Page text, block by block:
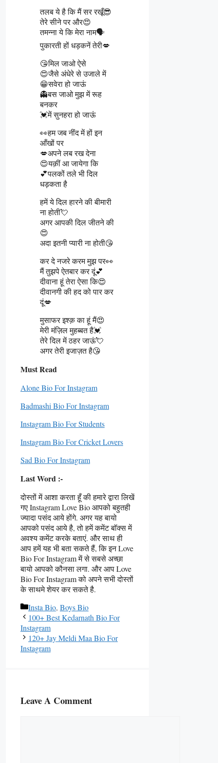
तलब ये है कि मैं सर रखूँ😎
तेरे सीने पर और😍
तमन्ना ये कि मेरा नाम🗣️
पुकारती हों धड़कनें तेरी💋
😘मिल जाओ ऐसे
😍जैसे अंधेरे से उजाले में
😁सवेरा हो जाऊं
👻बस जाओ मुझ में रूह
बनकर
💓में सुनहरा हो जाऊं
👀हम जब नींद में हों इन
आँखों पर
💋अपने लब रख देना
😍यक़ीं आ जायेगा कि
💕पलकों तले भी दिल
धड़कता है
हमें ये दिल हारने की बीमारी
ना होती💘
अगर आपकी दिल जीतने की
😍
अदा इतनी प्यारी ना होती😘
कर दे नजरे करम मुझ पर👀
मैं तुझपे ऐतबार कर दूं💕
दीवाना हूं तेरा ऐसा कि😍
दीवानगी की हद को पार कर
दूं💋
मुसाफर इश्क़ का हूं मैं😍
मेरी मंज़िल मुहब्बत है💓
तेरे दिल में ठहर जाऊं💘
अगर तेरी इजाज़त है😘
Must Read
Alone Bio For Instagram
Badmashi Bio For Instagram
Instagram Bio For Students
Instagram Bio For Cricket Lovers
Sad Bio For Instagram
Last Word :-
दोस्तों में आशा करता हूँ की हमारे द्वारा लिखें
गए Instagram Love Bio आपको बहुतही
ज्यादा पसंद आये होंगे. अगर यह बायो
आपको पसंद आये है, तो हमें कमेंट बॉक्स में
अवश्य कमेंट करके बताएं. और साथ ही
आप हमें यह भी बता सकते हैं, कि इन Love
Bio For Instagram में से सबसे अच्छा
बायो आपको कौनसा लगा. और आप Love
Bio For Instagram को अपने सभी दोस्तों
के साथमे शेयर कर सकते है.
Categories
Insta Bio, Boys Bio
100+ Best Kedarnath Bio For
Instagram
120+ Jay Meldi Maa Bio For
Instagram
Leave A Comment